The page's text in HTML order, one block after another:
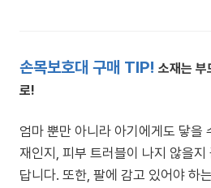
손목보호대 구매 TIP! 소재는 부
로!
엄마 뿐만 아니라 아기에게도 닿을
재인지, 피부 트러블이 나지 않을
답니다. 또한, 팔에 감고 있어야 하